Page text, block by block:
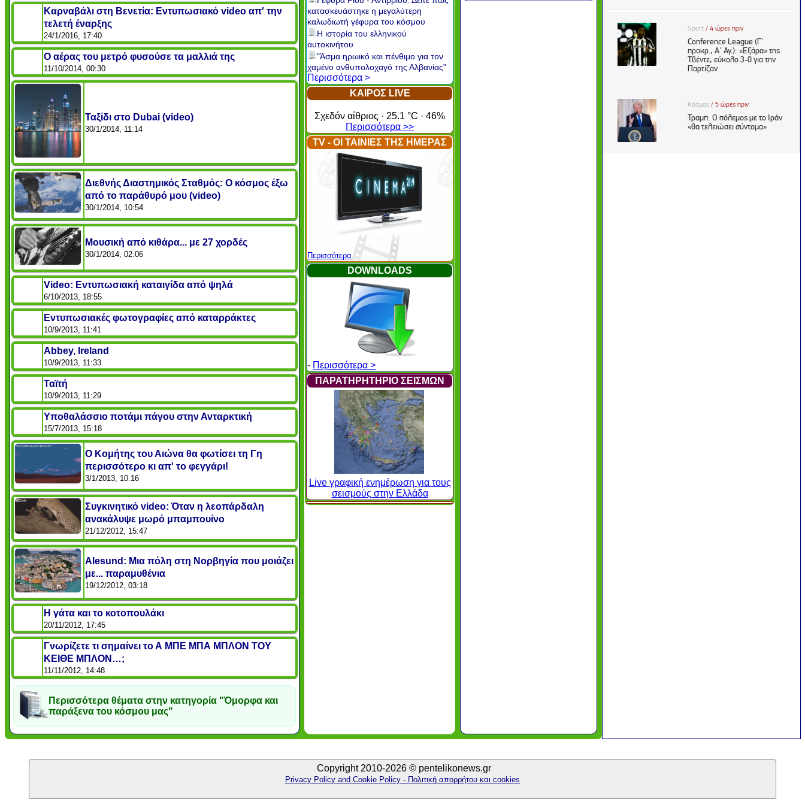
Καρναβάλι στη Βενετία: Εντυπωσιακό video απ' την
τελετή έναρξης
24/1/2016, 17:40
Ο αέρας του μετρό φυσούσε τα μαλλιά της
11/10/2014, 00:30
Ταξίδι στο Dubai (video)
30/1/2014, 11:14
Διεθνής Διαστημικός Σταθμός: Ο κόσμος έξω
από το παράθυρό μου (video)
30/1/2014, 10:54
Μουσική από κιθάρα... με 27 χορδές
30/1/2014, 02:06
Video: Εντυπωσιακή καταιγίδα από ψηλά
6/10/2013, 18:55
Εντυπωσιακές φωτογραφίες από καταρράκτες
10/9/2013, 11:41
Abbey, Ireland
10/9/2013, 11:33
Ταϊτή
10/9/2013, 11:29
Υποθαλάσσιο ποτάμι πάγου στην Ανταρκτική
15/7/2013, 15:18
Ο Κομήτης του Αιώνα θα φωτίσει τη Γη
περισσότερο κι απ' το φεγγάρι!
3/1/2013, 10:16
Συγκινητικό video: Όταν η λεοπάρδαλη
ανακάλυψε μωρό μπαμπουίνο
21/12/2012, 15:47
Alesund: Μια πόλη στη Νορβηγία που μοιάζει
με... παραμυθένια
19/12/2012, 03:18
Η γάτα και το κοτοπουλάκι
20/11/2012, 17:45
Γνωρίζετε τι σημαίνει το Α ΜΠΕ ΜΠΑ ΜΠΛΟΝ ΤΟΥ
ΚΕΙΘΕ ΜΠΛΟΝ…;
11/11/2012, 14:48
Περισσότερα θέματα στην κατηγορία "Όμορφα και
παράξενα του κόσμου μας"
κατασκευάστηκε η μεγαλύτερη
καλωδιωτή γέφυρα του κόσμου
Η ιστορία του ελληνικού
αυτοκινήτου
"Άσμα ηρωικό και πένθιμο για τον
χαμένο ανθυπολοχαγό της Αλβανίας"
Περισσότερα >
ΚΑΙΡΟΣ LIVE
Σχεδόν αίθριος · 25.1 °C · 46%
Περισσότερα >>
TV - ΟΙ ΤΑΙΝΙΕΣ ΤΗΣ ΗΜΕΡΑΣ
Περισσότερα
DOWNLOADS
- Περισσότερα >
ΠΑΡΑΤΗΡΗΤΗΡΙΟ ΣΕΙΣΜΩΝ
Live γραφική ενημέρωση για τους
σεισμούς στην Ελλάδα
Copyright 2010-2026 © pentelikonews.gr
Privacy Policy and Cookie Policy - Πολιτική απορρήτου και cookies